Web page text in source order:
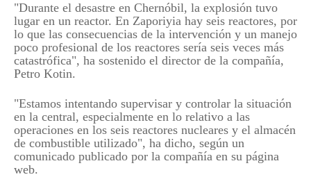
"Durante el desastre en Chernóbil, la explosión tuvo
lugar en un reactor. En Zaporiyia hay seis reactores, por
lo que las consecuencias de la intervención y un manejo
poco profesional de los reactores sería seis veces más
catastrófica", ha sostenido el director de la compañía,
Petro Kotin.
"Estamos intentando supervisar y controlar la situación
en la central, especialmente en lo relativo a las
operaciones en los seis reactores nucleares y el almacén
de combustible utilizado", ha dicho, según un
comunicado publicado por la compañía en su página
web.